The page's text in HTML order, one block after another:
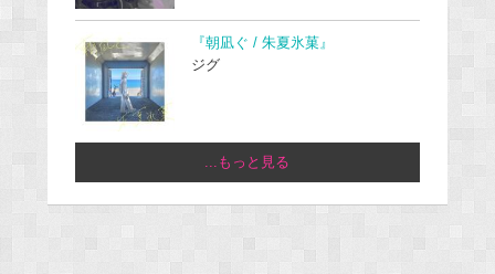
『朝凪ぐ / 朱夏氷菓』
ジグ
...もっと見る